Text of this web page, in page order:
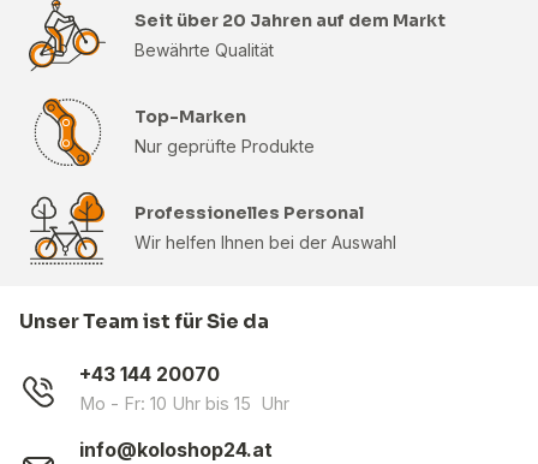
Seit über 20 Jahren auf dem Markt
Bewährte Qualität
Top-Marken
Nur geprüfte Produkte
Professionelles Personal
Wir helfen Ihnen bei der Auswahl
Unser Team ist für Sie da
+43 144 20070
Mo - Fr: 10 Uhr bis 15 Uhr
info@koloshop24.at